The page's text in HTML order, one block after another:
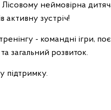
Лісовому неймовірна
активну зустріч!
- командні ігри,
загальний розвиток.
підтримку.